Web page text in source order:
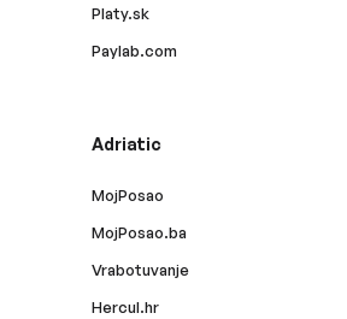
Platy.sk
Paylab.com
Adriatic
MojPosao
MojPosao.ba
Vrabotuvanje
Hercul.hr